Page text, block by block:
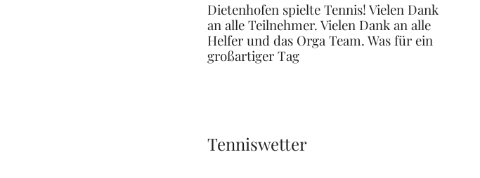
Dietenhofen spielte Tennis! Vielen Dank
an alle Teilnehmer. Vielen Dank an alle
Helfer und das Orga Team. Was für ein
großartiger Tag
Tenniswetter